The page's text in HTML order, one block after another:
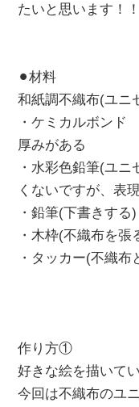
たいと思います！！
⚫︎材料
和紙調不織布(ユ
・ケミカルボンド
厚みがある
・水彩色鉛筆(ユ
くないですが、表
・鉛筆(下書きする)
・木枠(不織布を張
・タッカー(不織布
作り方①
好きな絵を描いて
今回は不織布のユ